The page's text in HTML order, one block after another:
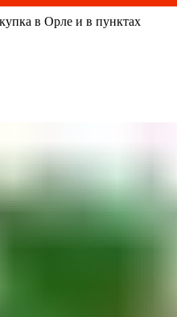
в Орле и в пунктах